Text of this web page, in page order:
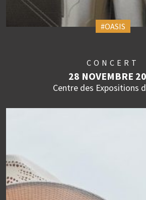
#OASIS
CONCERT
28 NOVEMBRE
Centre des Expositions